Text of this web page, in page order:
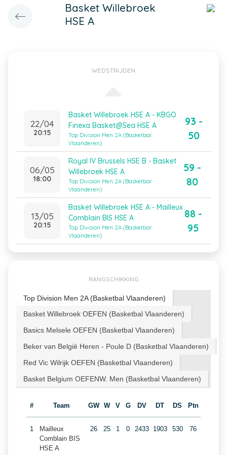
Basket Willebroek
HSE A
WEDSTRIJDEN
22/04
20:15
Basket Willebroek HSE A - KBGO
Finexa Basket@Sea HSE A
Top Division Men 2A (Basketbal
Vlaanderen)
93 -
50
06/05
18:00
Royal IV Brussels HSE B - Basket
Willebroek HSE A
Top Division Men 2A (Basketbal
Vlaanderen)
59 -
80
13/05
20:15
Basket Willebroek HSE A - Mailleux
Comblain BIS HSE A
Top Division Men 2A (Basketbal
Vlaanderen)
88 -
95
RANGSCHIKKING
Top Division Men 2A (Basketbal Vlaanderen)
Basket Willebroek OEFEN (Basketbal Vlaanderen)
Basics Melsele OEFEN (Basketbal Vlaanderen)
Beker van België Heren - Poule D (Basketbal Vlaanderen)
Red Vic Wilrijk OEFEN (Basketbal Vlaanderen)
Basket Belgium OEFENW. Men (Basketbal Vlaanderen)
# Team GW W V G DV DT DS Ptn
1
Mailleux
Comblain BIS
HSE A
26 25 1 0 2433 1903 530 76